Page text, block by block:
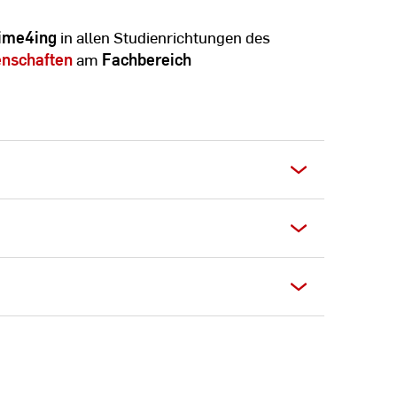
in allen Studienrichtungen des
am Fachbereich